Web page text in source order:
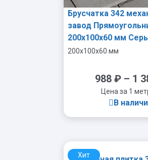
Брусчатка 342
завод
200х100х60 мм
200x100x60 мм
988 ₽– 1
Цена за 1
В
Хит